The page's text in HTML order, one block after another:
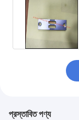
প্রস্তাবিত পণ্য